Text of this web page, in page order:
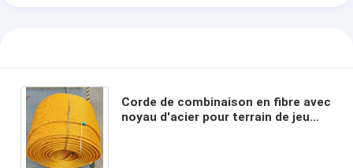
Corde de combinaison en fibre avec
noyau d'acier pour terrain de jeu